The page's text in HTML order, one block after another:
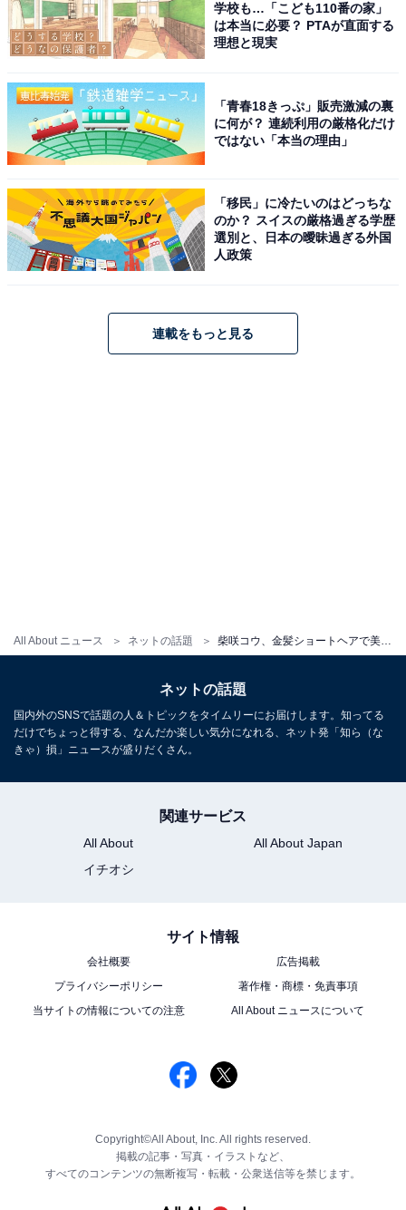
All About ニュース ネットの話題
学校も…「こども110番の家」
は本当に必要？ PTAが直面する
理想と現実
「青春18きっぷ」販売激減の裏
に何が？ 連続利用の厳格化だけ
ではない「本当の理由」
「移民」に冷たいのはどっちな
のか？ スイスの厳格過ぎる学歴
選別と、日本の曖昧過ぎる外国
人政策
連載をもっと見る
ネットの話題
国内外のSNSで話題の人＆トピックをタイムリーにお届けします。知ってる
だけでちょっと得する、なんだか楽しい気分になれる、ネット発「知ら（な
きゃ）損」ニュースが盛りだくさん。
関連サービス
All About
All About Japan
イチオシ
サイト情報
会社概要
広告掲載
プライバシーポリシー
著作権・商標・免責事項
当サイトの情報についての注意
All About ニュースについて
Copyright©All About, Inc. All rights reserved.
掲載の記事・写真・イラストなど、
すべてのコンテンツの無断複写・転載・公衆送信等を禁じます。